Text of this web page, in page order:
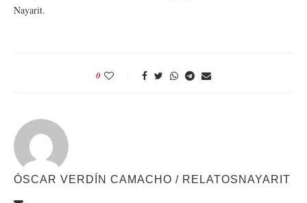
Nayarit.
0
ÓSCAR VERDÍN CAMACHO / RELATOSNAYARIT